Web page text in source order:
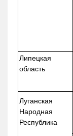
Липецкая
область
Луганская
Народная
Республика